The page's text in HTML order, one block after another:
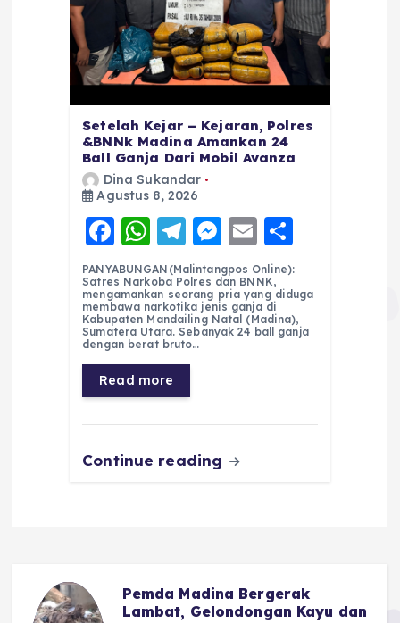
Setelah Kejar – Kejaran, Polres
&BNNk Madina Amankan 24
Ball Ganja Dari Mobil Avanza
Dina Sukandar
Agustus 8, 2026
F
a
c
e
b
o
o
k
W
h
a
ts
A
p
p
T
el
e
g
r
a
m
M
e
ss
e
n
E
m
ai
l
h
a
re
PANYABUNGAN(Malintangpos Online):
Satres Narkoba Polres dan BNNK,
mengamankan seorang pria yang diduga
membawa narkotika jenis ganja di
Kabupaten Mandailing Natal (Madina),
Sumatera Utara. Sebanyak 24 ball ganja
dengan berat bruto…
Read more
Continue reading
Pemda Madina Bergerak
Lambat, Gelondongan Kayu dan